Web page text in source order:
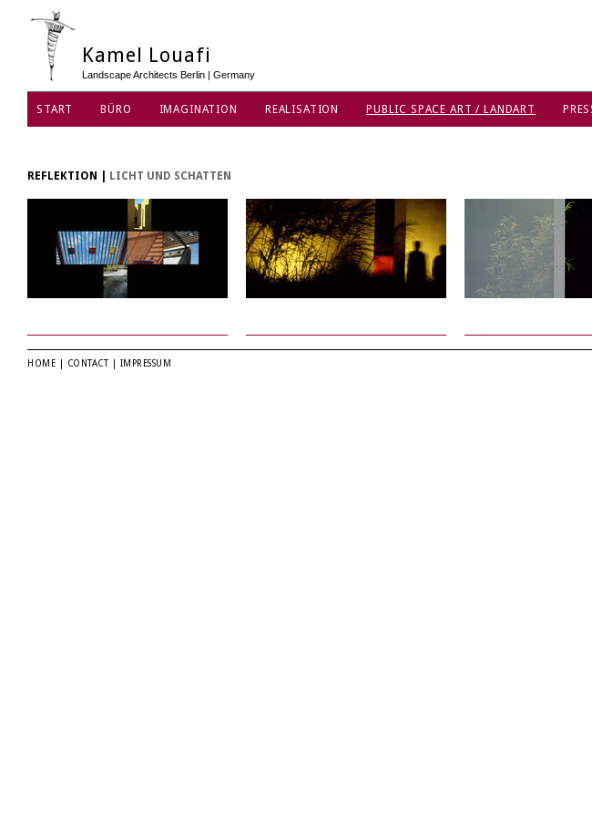
Kamel Louafi
Landscape Architects Berlin | Germany
START BÜRO IMAGINATION REALISATION PUBLIC SPACE ART / LANDART
REFLEKTION LICHT UND SCHATTEN
HOME CONTACT IMPRESSUM